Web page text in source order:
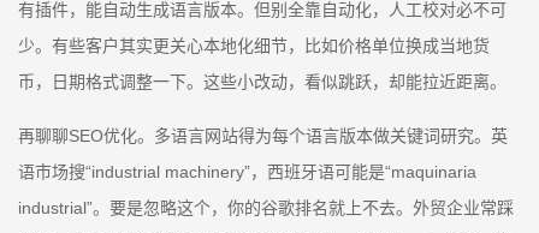
有插件，能自动生成语言版本。但别全靠自动化，人工校对必不可
少。有些客户其实更关心本地化细节，比如价格单位换成当地货
币，日期格式调整一下。这些小改动，看似跳跃，却能拉近距离。
再聊聊SEO优化。多语言网站得为每个语言版本做关键词研究。英
语市场搜“industrial machinery”，西班牙语可能是“maquinaria
industrial”。要是忽略这个，你的谷歌排名就上不去。外贸企业常踩